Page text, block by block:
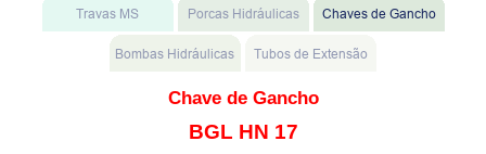
Chave de Gancho
BGL HN 17